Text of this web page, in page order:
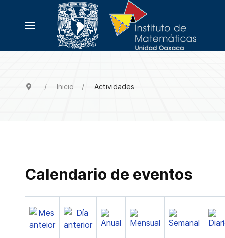
Inicio Actividades
Calendario de eventos